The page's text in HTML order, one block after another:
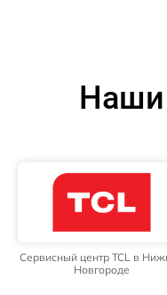
Наши
Сервисный центр TCL в
Новгороде